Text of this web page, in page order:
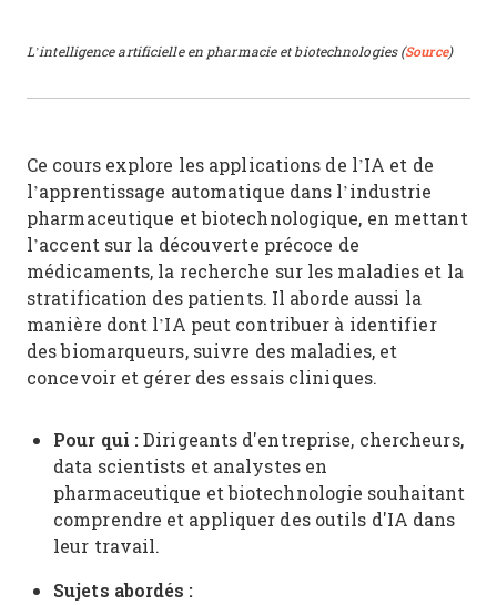
L’intelligence artificielle en pharmacie et biotechnologies (Source)
Ce cours explore les applications de l’IA et de
l’apprentissage automatique dans l’industrie
pharmaceutique et biotechnologique, en mettant
l’accent sur la découverte précoce de
médicaments, la recherche sur les maladies et la
stratification des patients. Il aborde aussi la
manière dont l’IA peut contribuer à identifier
des biomarqueurs, suivre des maladies, et
concevoir et gérer des essais cliniques.
Pour qui :Dirigeants d'entreprise, chercheurs,
data scientists et analystes en
pharmaceutique et biotechnologie souhaitant
comprendre et appliquer des outils d'IA dans
leur travail.
Sujets abordés :